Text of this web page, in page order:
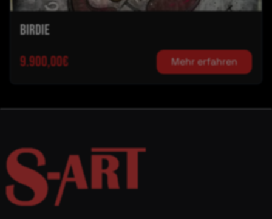
Birdie
9.900,00€
Mehr erfahren